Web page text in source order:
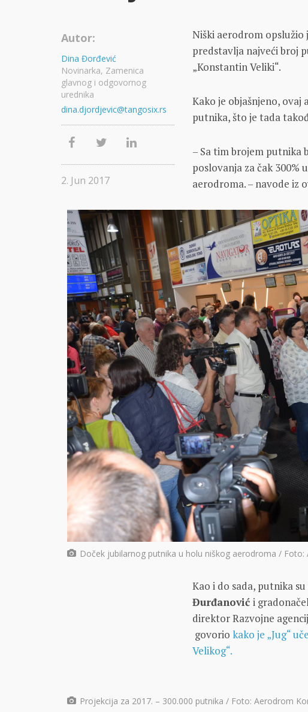
Niški aerodrom opslužio
predstavlja najveći broj
„Konstantin Veliki“.
Kako je objašnjeno, ovaj
putnika, što je tada
– Sa tim brojem putnika
poslovanja za čak 300%
aerodroma. – navode iz
Doček jubilarnog putnika u holu niškog aerodroma / Foto:
Kao i do sada, putnika
Đurđanovići
direktor Razvojne
govorio kako je „Jug“
Velikog“.
Projekcija za 2017. – 300.000 putnika / Foto: Aerodrom
Autor:
Dina Đorđević
Novinarka, Zamenica
glavnog i odgovornog
urednika
dina.djordjevic@tangosix.rs
2. Jun 2017